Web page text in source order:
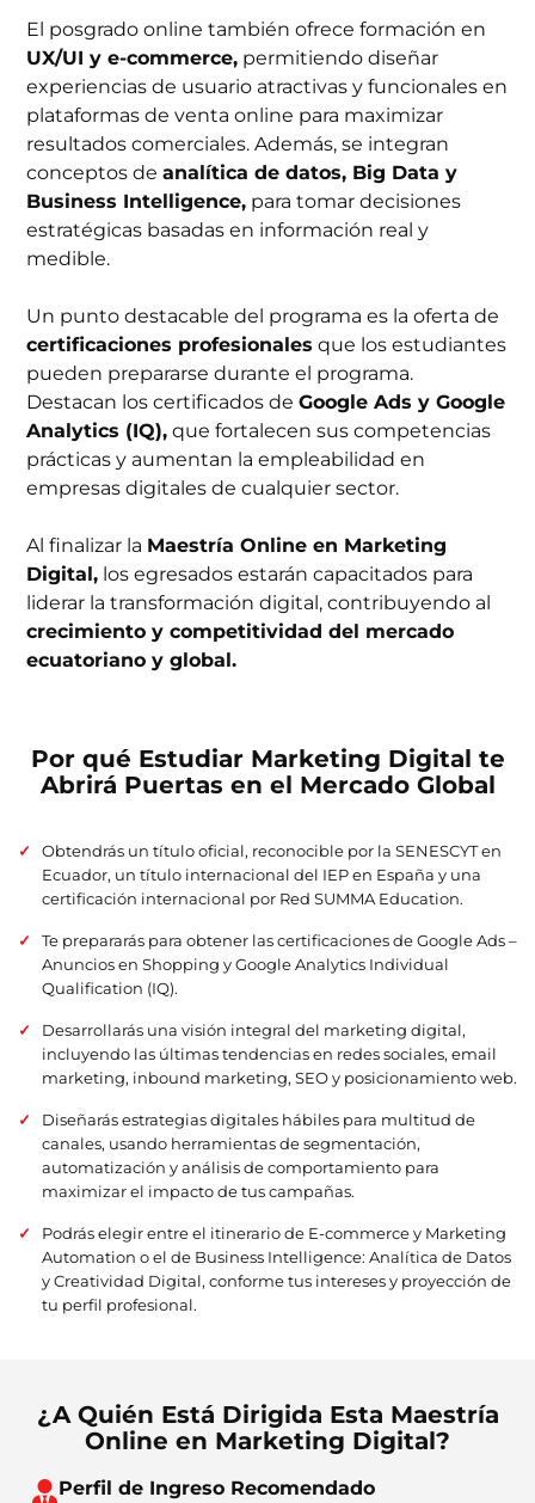
El posgrado online también ofrece formación en
UX/UI y e-commerce, permitiendo diseñar
experiencias de usuario atractivas y funcionales en
plataformas de venta online para maximizar
resultados comerciales. Además, se integran
conceptos deanalítica de datos, Big Data y
Business Intelligence, para tomar decisiones
estratégicas basadas en información real y
medible.
Un punto destacable del programa es la oferta de
certificaciones profesionales que los estudiantes
pueden prepararse durante el programa.
Destacan los certificados deGoogle Ads y Google
Analytics (IQ), que fortalecen sus competencias
prácticas y aumentan la empleabilidad en
empresas digitales de cualquier sector.
Al finalizar la Maestría Online en Marketing
Digital, los egresados estarán capacitados para
liderar la transformación digital, contribuyendo al
crecimiento y competitividad del mercado
ecuatoriano y global.
Por qué Estudiar Marketing Digital te
Abrirá Puertas en el Mercado Global
Obtendrás un título oficial, reconocible por la SENESCYT en
Ecuador, un título internacional del IEP en España y una
certificación internacional por Red SUMMA Education.
Te prepararás para obtener las certificaciones de Google Ads –
Anuncios en Shopping y Google Analytics Individual
Qualification (IQ).
Desarrollarás una visión integral del marketing digital,
incluyendo las últimas tendencias en redes sociales, email
marketing, inbound marketing, SEO y posicionamiento web.
Diseñarás estrategias digitales hábiles para multitud de
canales, usando herramientas de segmentación,
automatización y análisis de comportamiento para
maximizar el impacto de tus campañas.
Podrás elegir entre el itinerario de E-commerce y Marketing
Automation o el de Business Intelligence: Analítica de Datos
y Creatividad Digital, conforme tus intereses y proyección de
tu perfil profesional.
¿A Quién Está Dirigida Esta Maestría
Online en Marketing Digital?
Perfil de Ingreso Recomendado